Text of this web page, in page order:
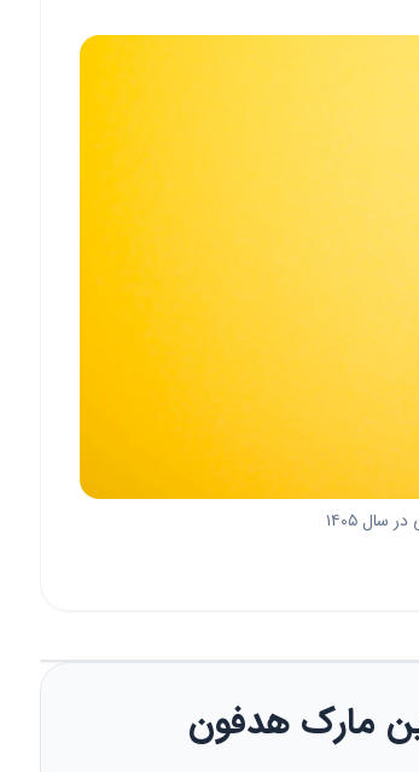
سال ۱۴۰۵
مارک هدفون